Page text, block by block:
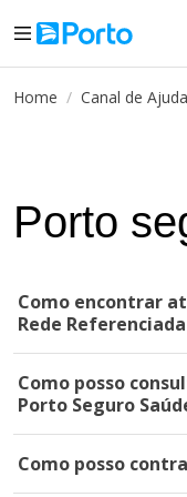
Home Canal de Ajuda
Porto
Como encontrar
Rede
Como posso
Porto Seguro
Como posso